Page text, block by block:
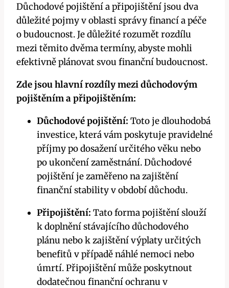
Důchodové pojištění a připojištění jsou dva
důležité pojmy v oblasti správy financí a péče
o budoucnost. Je důležité rozumět rozdílu
mezi těmito dvěma termíny, abyste mohli
efektivně plánovat svou finanční budoucnost.
Zde jsou hlavní rozdíly mezi důchodovým
pojištěním a připojištěním:
Důchodové pojištění: Toto je dlouhodobá
investice, která vám poskytuje pravidelné
příjmy po dosažení určitého věku nebo
po ukončení zaměstnání. Důchodové
pojištění je zaměřeno na zajištění
finanční stability v období důchodu.
Připojištění: Tato forma pojištění slouží
k doplnění stávajícího důchodového
plánu nebo k zajištění výplaty určitých
benefitů v případě náhlé nemoci nebo
úmrtí. Připojištění může poskytnout
dodatečnou finanční ochranu v